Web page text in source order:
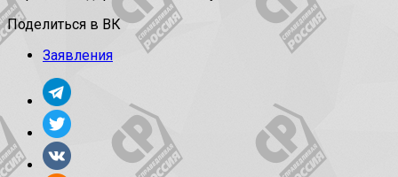
Поделиться в ВК
Заявления